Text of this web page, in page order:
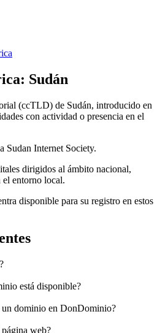
Sudán
(ccTLD) de Sudán, introducido en
con actividad o presencia en el
Sudan Internet Society.
dirigidos al ámbito nacional,
el entorno local.
disponible para su registro en estos
está disponible?
un dominio en DonDominio?
web?